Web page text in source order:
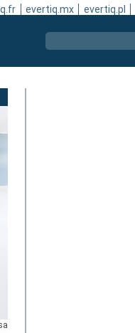
evertiq.mx evertiq.pl